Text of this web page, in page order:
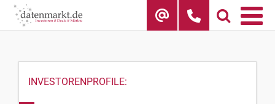
Skip
INVESTORENPROFILE: